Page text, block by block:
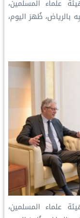
علماء المسلمين،
ظُهرَ اليوم،
علماء المسلمين،